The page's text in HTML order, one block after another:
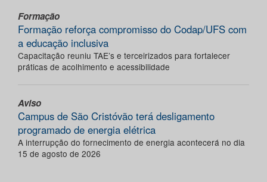
Formação
Formação reforça compromisso do Codap/UFS com
a educação inclusiva
Capacitação reuniu TAE’s e terceirizados para fortalecer
práticas de acolhimento e acessibilidade
Aviso
Campus de São Cristóvão terá desligamento
programado de energia elétrica
A interrupção do fornecimento de energia acontecerá no dia
15 de agosto de 2026